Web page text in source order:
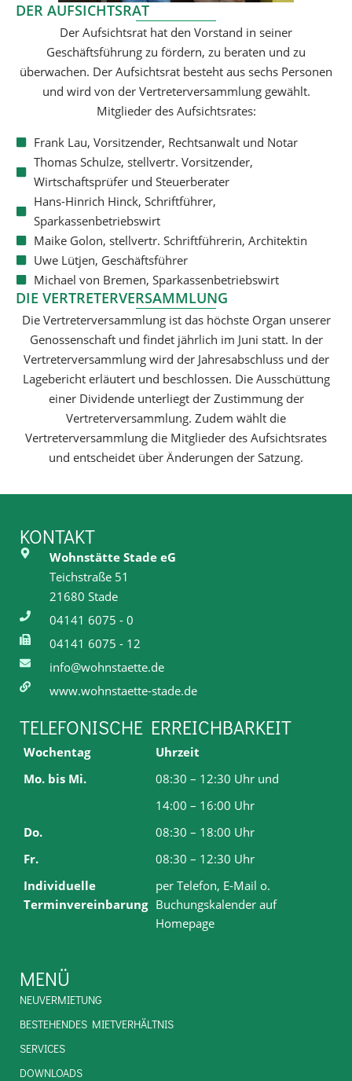
DER AUFSICHTSRAT
Der Aufsichtsrat hat den Vorstand in seiner
Geschäftsführung zu fördern, zu beraten und zu
überwachen. Der Aufsichtsrat besteht aus sechs Personen
und wird von der Vertreterversammlung gewählt.
Mitglieder des Aufsichtsrates:
Frank Lau, Vorsitzender, Rechtsanwalt und Notar
Thomas Schulze, stellvertr. Vorsitzender,
Wirtschaftsprüfer und Steuerberater
Hans-Hinrich Hinck, Schriftführer,
Sparkassenbetriebswirt
Maike Golon, stellvertr. Schriftführerin, Architektin
Uwe Lütjen, Geschäftsführer
Michael von Bremen, Sparkassenbetriebswirt
DIE VERTRETERVERSAMMLUNG
Die Vertreterversammlung ist das höchste Organ unserer
Genossenschaft und findet jährlich im Juni statt. In der
Vertreterversammlung wird der Jahresabschluss und der
Lagebericht erläutert und beschlossen. Die Ausschüttung
einer Dividende unterliegt der Zustimmung der
Vertreterversammlung. Zudem wählt die
Vertreterversammlung die Mitglieder des Aufsichtsrates
und entscheidet über Änderungen der Satzung.
KONTAKT
Wohnstätte Stade eG
Teichstraße 51
21680 Stade
04141 6075 - 0
04141 6075 - 12
info@wohnstaette.de
www.wohnstaette-stade.de
TELEFONISCHE ERREICHBARKEIT
Wochentag
Uhrzeit
Mo. bis Mi.
08:30 – 12:30 Uhr und
14:00 – 16:00 Uhr
Do.
08:30 – 18:00 Uhr
Fr.
08:30 – 12:30 Uhr
Individuelle
Terminvereinbarung
per Telefon, E-Mail o.
Buchungskalender auf
Homepage
MENÜ
NEUVERMIETUNG
BESTEHENDES MIETVERHÄLTNIS
SERVICES
DOWNLOADS